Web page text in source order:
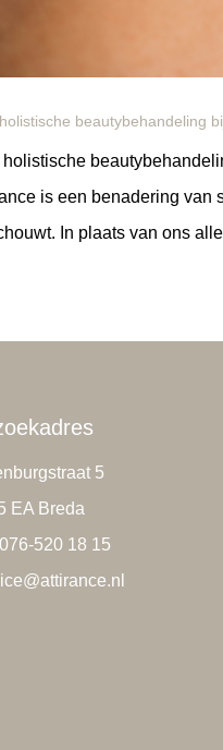
beautybehandeling
holistische
is een benadering van
In plaats van ons
5
EA Breda
520 18 15